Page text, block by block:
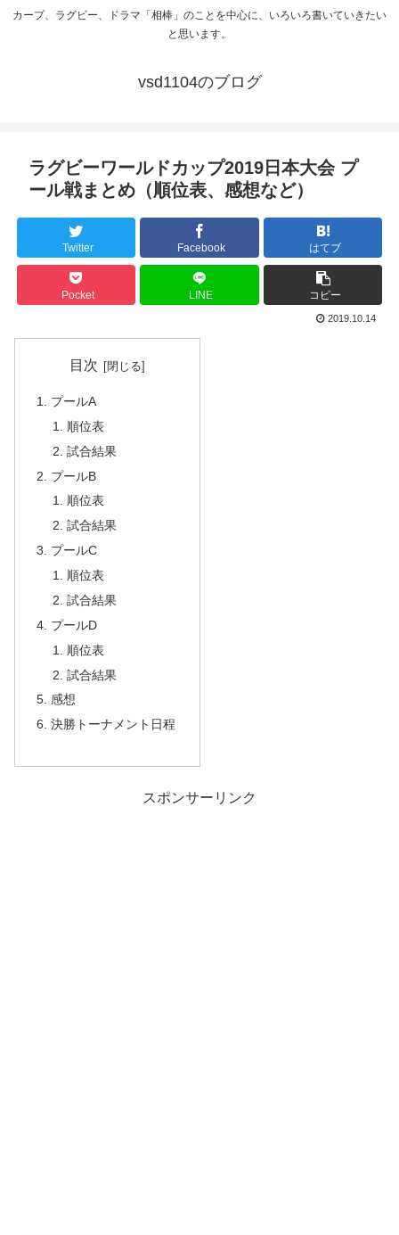
カープ、ラグビー、ドラマ「相棒」のことを中心に、いろいろ書いていきたい
と思います。
vsd1104のブログ
ラグビーワールドカップ2019日本大会 プ
ール戦まとめ（順位表、感想など）
Twitter Facebook はてブ
Pocket LINE コピー
2019.10.14
目次
プールA
順位表
試合結果
プールB
順位表
試合結果
プールC
順位表
試合結果
プールD
順位表
試合結果
感想
決勝トーナメント日程
スポンサーリンク